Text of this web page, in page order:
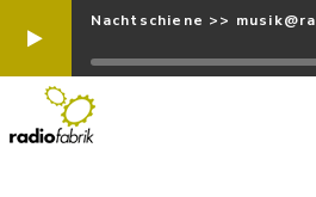
Nachtschiene >>